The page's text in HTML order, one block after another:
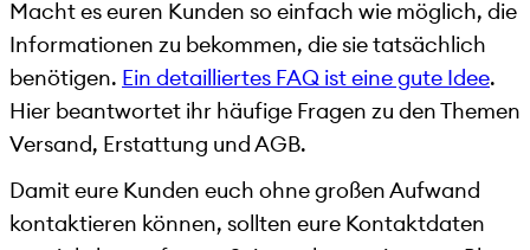
Macht es euren Kunden so einfach wie möglich, die
Informationen zu bekommen, die sie tatsächlich
benötigen. Ein detailliertes FAQ ist eine gute Idee.
Hier beantwortet ihr häufige Fragen zu den Themen
Versand, Erstattung und AGB.
Damit eure Kunden euch ohne großen Aufwand
kontaktieren können, sollten eure Kontaktdaten